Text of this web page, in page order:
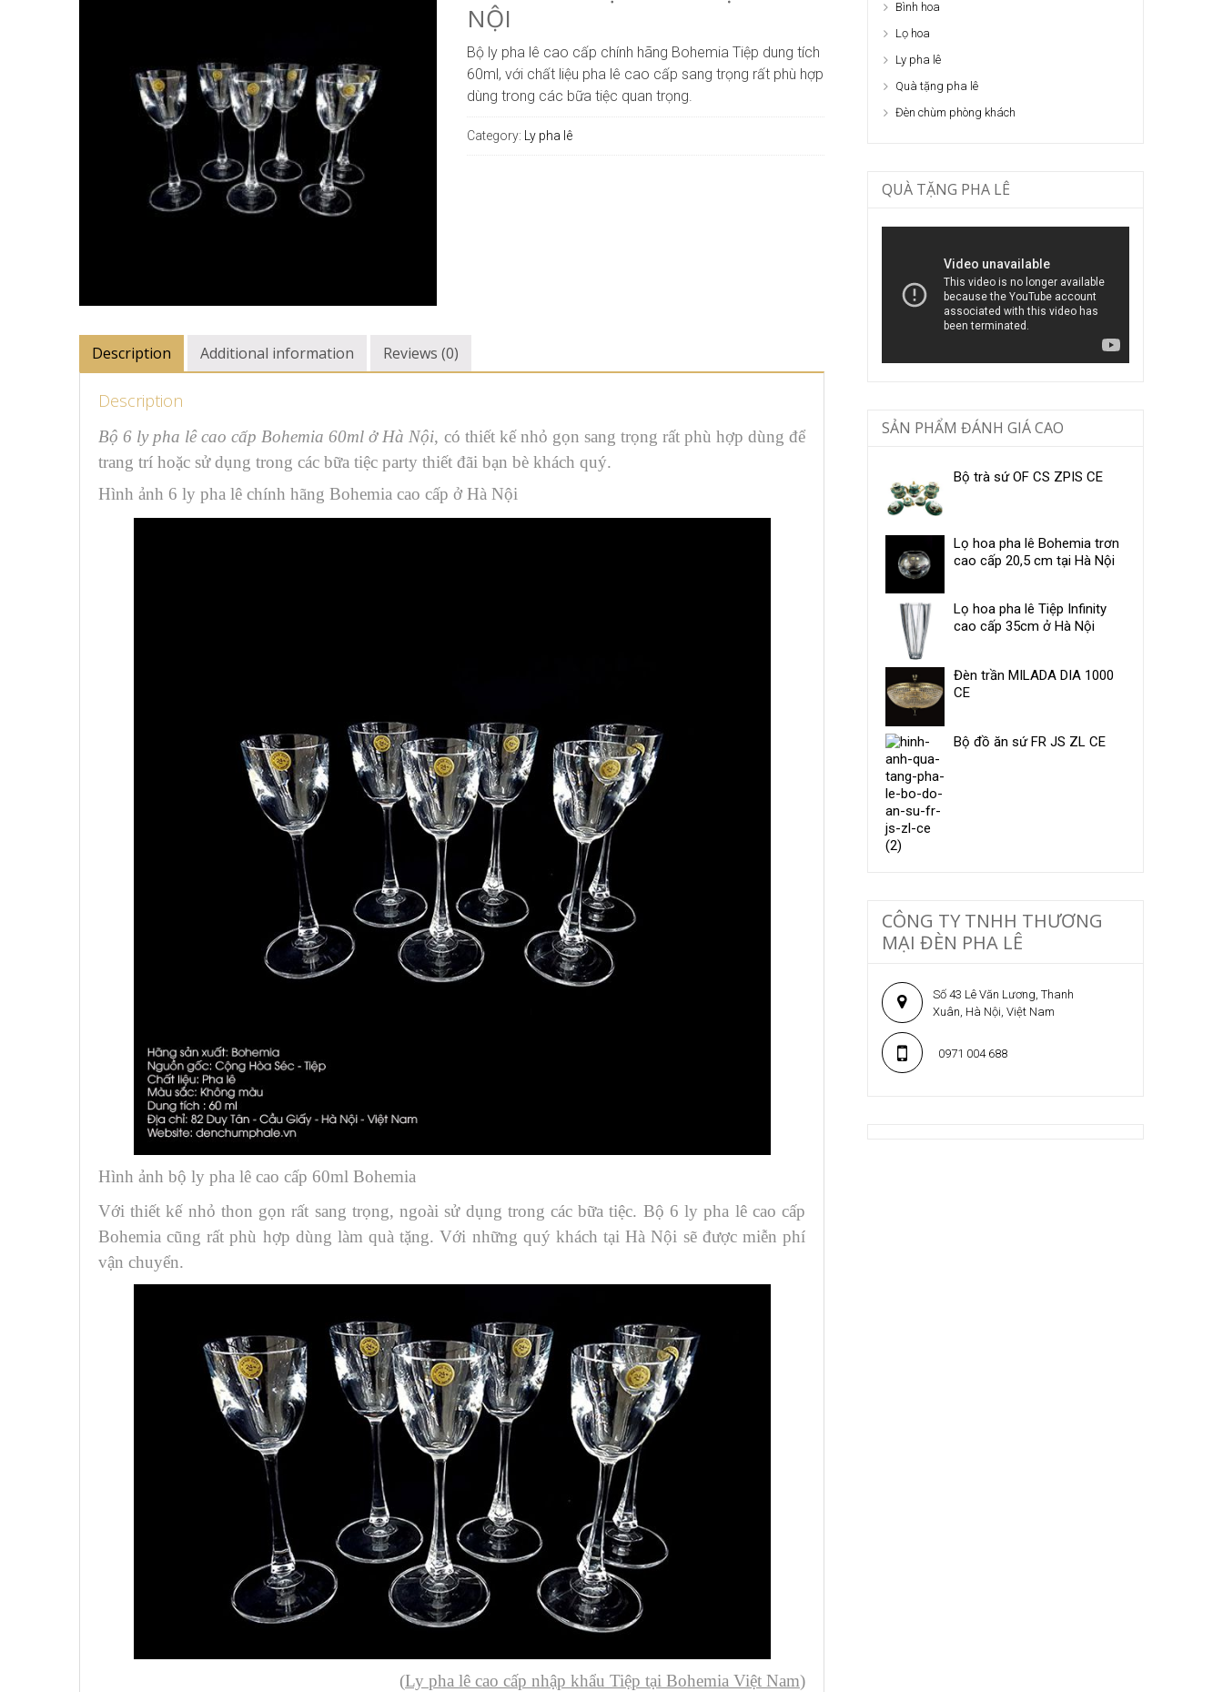
NỘI
Bộ ly pha lê cao cấp chính hãng Bohemia Tiệp dung tích
60ml, với chất liệu pha lê cao cấp sang trọng rất phù hợp
dùng trong các bữa tiệc quan trọng.
Category: Ly pha lê
Description Additional information Reviews (0)
Description
Bộ 6 ly pha lê cao cấp Bohemia 60ml ở Hà Nội, có thiết kế nhỏ gọn sang trọng rất phù hợp dùng để
trang trí hoặc sử dụng trong các bữa tiệc party thiết đãi bạn bè khách quý.
Hình ảnh 6 ly pha lê chính hãng Bohemia cao cấp ở Hà Nội
Hình ảnh bộ ly pha lê cao cấp 60ml Bohemia
Với thiết kế nhỏ thon gọn rất sang trọng, ngoài sử dụng trong các bữa tiệc. Bộ 6 ly pha lê cao cấp
Bohemia cũng rất phù hợp dùng làm quà tặng. Với những quý khách tại Hà Nội sẽ được miễn phí
vận chuyển.
(Ly pha lê cao cấp nhập khẩu Tiệp tại Bohemia Việt Nam)
Bình hoa
Lọ hoa
Ly pha lê
Quà tặng pha lê
Đèn chùm phòng khách
QUÀ TẶNG PHA LÊ
SẢN PHẨM ĐÁNH GIÁ CAO
Bộ trà sứ OF CS ZPIS CE
Lọ hoa pha lê Bohemia trơn
cao cấp 20,5 cm tại Hà Nội
Lọ hoa pha lê Tiệp Infinity
cao cấp 35cm ở Hà Nội
Đèn trần MILADA DIA 1000
CE
Bộ đồ ăn sứ ​FR JS ZL CE
CÔNG TY TNHH THƯƠNG
MẠI ĐÈN PHA LÊ
Số 43 Lê Văn Lương, Thanh
Xuân, Hà Nội, Việt Nam
0971 004 688